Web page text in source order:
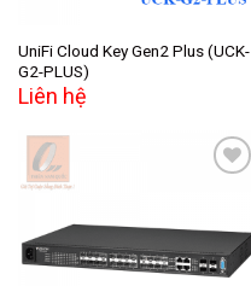
UniFi Cloud Key Gen2 Plus (UCK-
G2-PLUS)
Liên hệ
Add to
wishlist